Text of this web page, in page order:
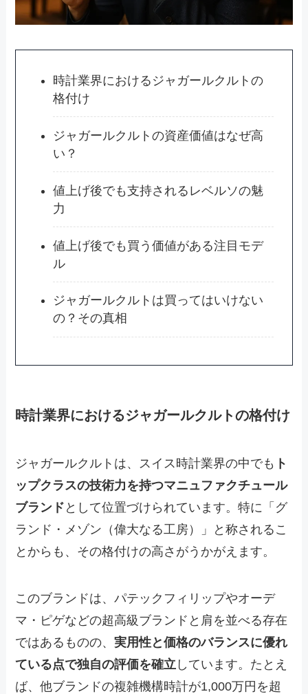
時計業界におけるジャガールクルトの
格付け
ジャガールクルトの資産価値はなぜ高
い？
値上げ後でも支持されるレベルソの魅
力
値上げ後でも買う価値がある注目モデ
ル
ジャガールクルトは買ってはいけない
の？その真相
時計業界におけるジャガールクルトの格付け
ジャガールクルトは、スイス時計業界の中でも ト
ップクラスの技術力を持つマニュファクチュール
ブランド として位置づけられています。特に「グ
ランド・メゾン（偉大なる工房）」と称されるこ
とからも、その格付けの高さがうかがえます。
このブランドは、パテックフィリップやオーデ
マ・ピゲなどの超高級ブランドと肩を並べる存在
ではあるものの、実用性と価格のバランスに優れ
ている点で独自の評価を確立 しています。たとえ
ば、他ブランドの複雑機構時計が1,000万円を超